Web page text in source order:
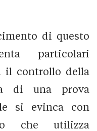
di questo
particolari
il controllo della
di una prova
si evinca con
che utilizza